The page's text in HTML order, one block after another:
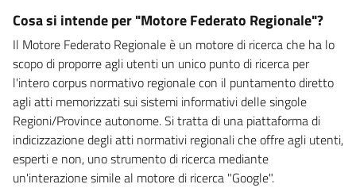
Cosa si intende per "Motore Federato Regionale"?
Il Motore Federato Regionale è un motore di ricerca che ha lo
scopo di proporre agli utenti un unico punto di ricerca per
l'intero corpus normativo regionale con il puntamento diretto
agli atti memorizzati sui sistemi informativi delle singole
Regioni/Province autonome. Si tratta di una piattaforma di
indicizzazione degli atti normativi regionali che offre agli utenti,
esperti e non, uno strumento di ricerca mediante
un'interazione simile al motore di ricerca "Google".